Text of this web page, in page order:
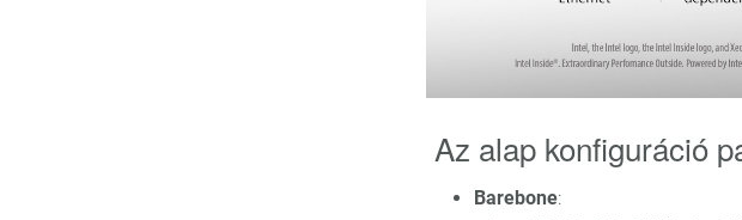
Az alap konfiguráció
Barebone: